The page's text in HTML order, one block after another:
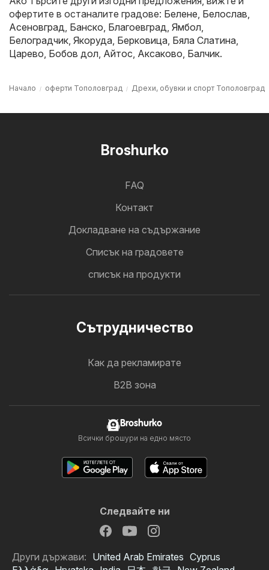
офертите в останалите градове: Белене, Белослав,
Асеновград, Банско, Благоевград, Ямбол,
Белоградчик, Якоруда, Берковица, Бяла Слатина,
Царево, Бобов дол, Айтос, Аксаково, Балчик.
Начало оферти Тополовград Дрехи, обувки и спорт Тополовград
Broshurko
FAQ
Контакт
Докладване на съдържание
Cписък на градовете
списък на продукти
Cътрудничество
Как да рекламирате
B2B зона
Broshurko
Всички брошури на едно място
Следвайте ни
Други държави: United Arab Emirates Cyprus